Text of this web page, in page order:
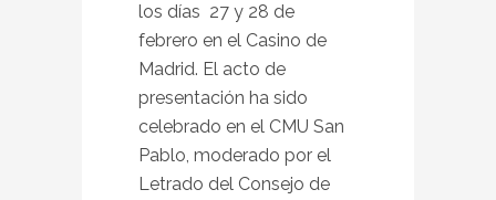
los días 27 y 28 de
febrero en el Casino de
Madrid. El acto de
presentación ha sido
celebrado en el CMU San
Pablo, moderado por el
Letrado del Consejo de